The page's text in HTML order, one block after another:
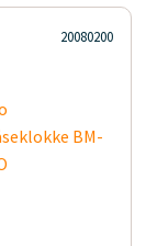
20080200